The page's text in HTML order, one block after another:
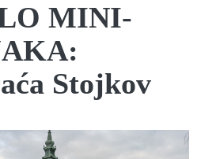
MINI-
Stojkov